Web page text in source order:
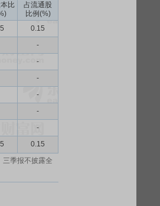
比
占流通股
比例(%)
0.15
-
-
-
-
-
-
0.15
三季报不披露全